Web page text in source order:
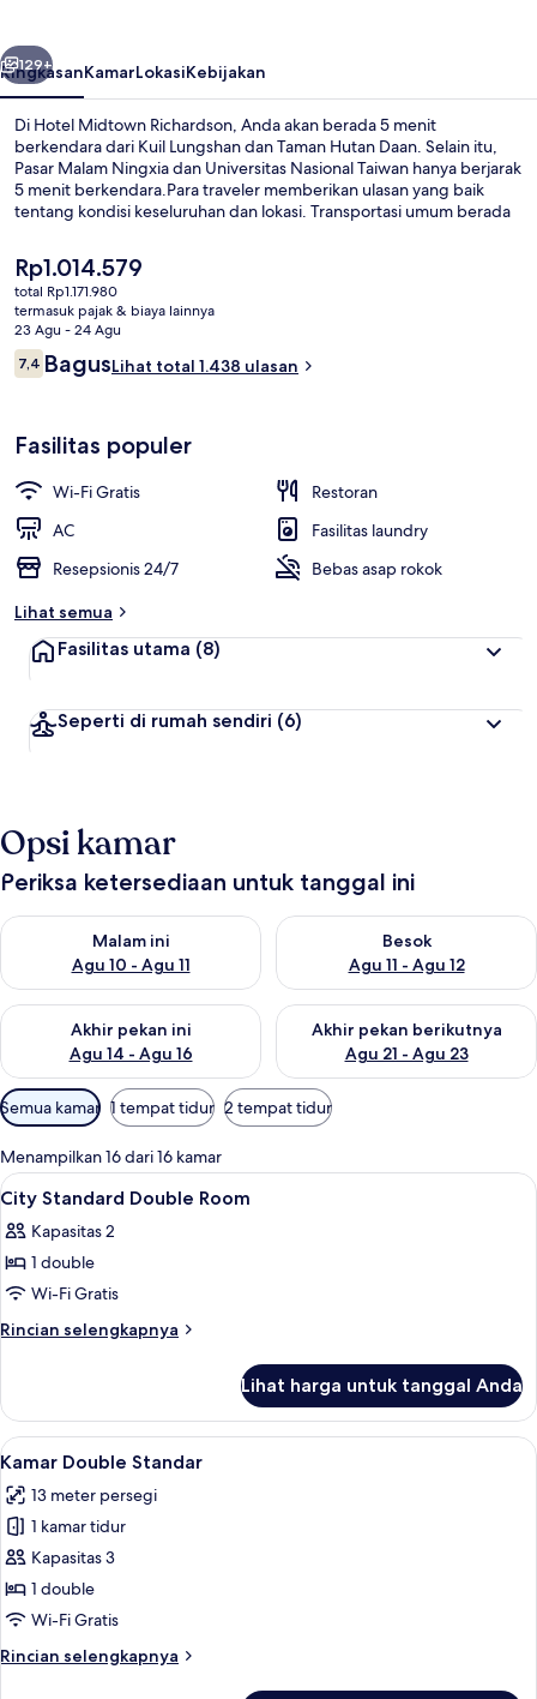
Berikutnya
129+
RingkasanKamarLokasiKebijakan
Di Hotel Midtown Richardson, Anda akan berada 5 menit
berkendara dari Kuil Lungshan dan Taman Hutan Daan. Selain itu,
Pasar Malam Ningxia dan Universitas Nasional Taiwan hanya berjarak
5 menit berkendara.Para traveler memberikan ulasan yang baik
tentang kondisi keseluruhan dan lokasi. Transportasi umum berada
berjarak 10 menit.
Harga
saat
ini
Rp1.014.579
Rp1.014.579
total Rp1.171.980
termasuk pajak & biaya lainnya
23 Agu - 24 Agu
Ulasan
7,47,4 dari 10
BagusLihat total 1.438 ulasan
Fasilitas populer
Wi-Fi Gratis
Restoran
AC
Fasilitas laundry
Resepsionis 24/7
Bebas asap rokok
Lihat semua
Fasilitas utama (8)
Seperti di rumah sendiri (6)
Opsi kamar
Periksa ketersediaan untuk tanggal ini
Malam ini
Agu 10 - Agu 11
Periksa ketersediaan untuk malam ini Agu 10 - Agu 11
Besok
Agu 11 - Agu 12
Periksa ketersediaan untuk
Akhir pekan ini
Agu 14 - Agu 16
Periksa ketersediaan untuk akhir pekan ini Agu 14 - Agu 16
Akhir pekan berikutnya
Agu 21 - Agu 23
Periksa ketersediaan untuk
Filter
tersedia
untuk
kamar
Semua kamar 1 tempat tidur 2 tempat tidur
Menampilkan 16 dari 16 kamar
Lihat
semua
foto
untuk
City
Standard
Seprai premium, brankas, Wi-Fi
4
City Standard Double Room
Kapasitas 2
1 double
Wi-Fi Gratis
Rincian selengkapnya
Rincian
City
Standard
Double
Lihat harga untuk tanggal Anda
Lihat
semua
foto
untuk
Kamar
Double
Standar
Kamar Double Standar | Seprai
8
Kamar Double Standar
13 meter persegi
1 kamar tidur
Kapasitas 3
1 double
Wi-Fi Gratis
Rincian selengkapnya
Rincian